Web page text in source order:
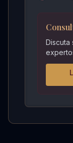
Discuta